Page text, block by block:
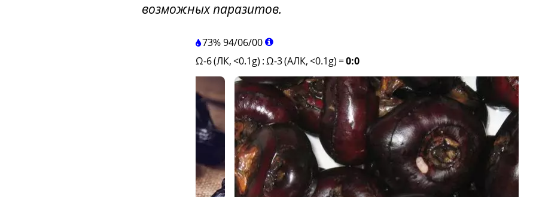
возможных паразитов.
73%94/06/00
Ω-6 (ЛК, <0.1g) :Ω-3 (АЛК, <0.1g) =0:0